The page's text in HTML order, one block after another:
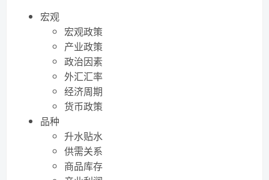
宏观
宏观政策
产业政策
政治因素
外汇汇率
经济周期
货币政策
品种
升水贴水
供需关系
商品库存